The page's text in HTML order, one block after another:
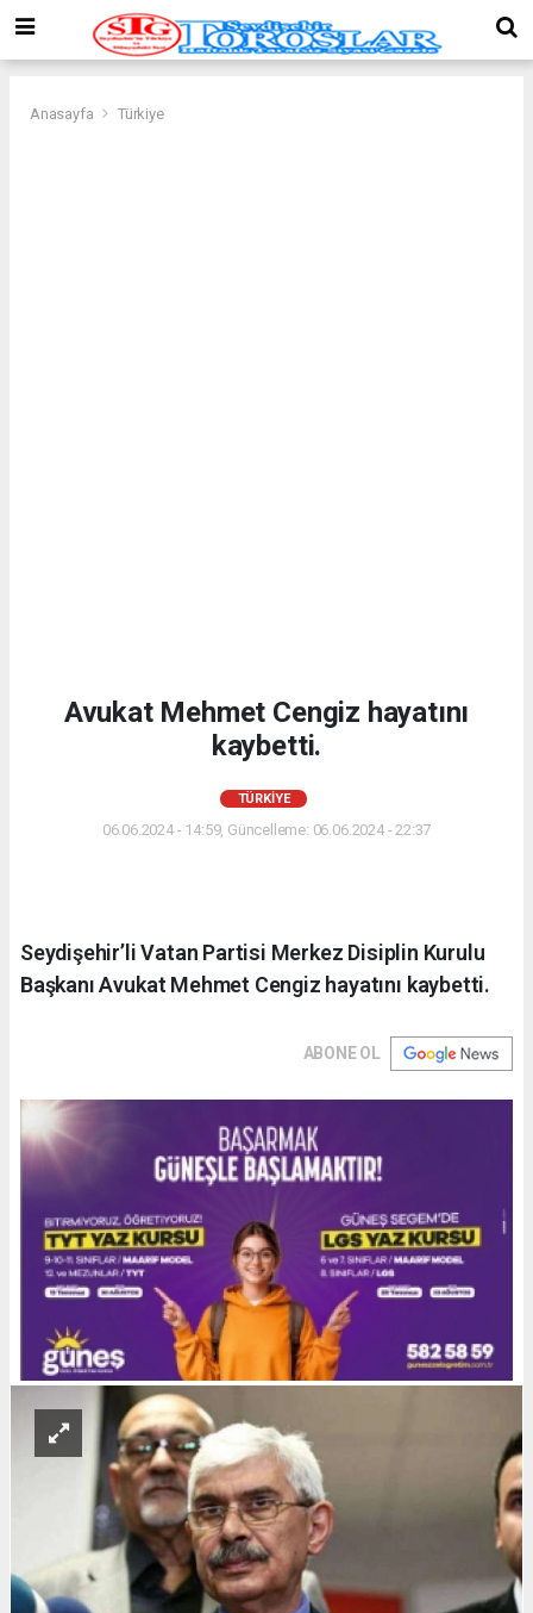
Anasayfa Türkiye
Avukat Mehmet Cengiz hayatını
kaybetti.
TÜRKIYE
06.06.2024 - 14:59, Güncelleme: 06.06.2024 - 22:37
Seydişehir’li Vatan Partisi Merkez Disiplin Kurulu
Başkanı Avukat Mehmet Cengiz hayatını kaybetti.
ABONE OL